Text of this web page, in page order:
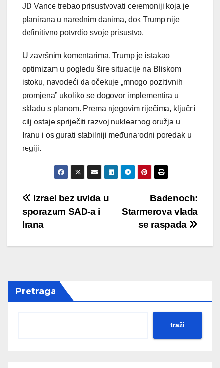
JD Vance trebao prisustvovati ceremoniji koja je
planirana u narednim danima, dok Trump nije
definitivno potvrdio svoje prisustvo.
U završnim komentarima, Trump je istakao
optimizam u pogledu šire situacije na Bliskom
istoku, navodeći da očekuje „mnogo pozitivnih
promjena” ukoliko se dogovor implementira u
skladu s planom. Prema njegovim riječima, ključni
cilj ostaje spriječiti razvoj nuklearnog oružja u
Iranu i osigurati stabilniji međunarodni poredak u
regiji.
Post
navigation
Badenoch:
Starmerova vlada
se raspada
Izrael bez uvida u
sporazum SAD-a i
Irana
Pretraga
traži